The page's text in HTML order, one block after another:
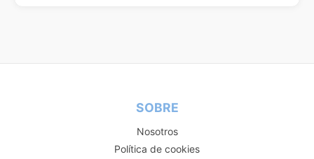
SOBRE
Nosotros
Política de cookies